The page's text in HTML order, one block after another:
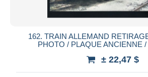
162. TRAIN ALLEMAND
PHOTO / PLAQUE ANCIENNE
± 22,47 $